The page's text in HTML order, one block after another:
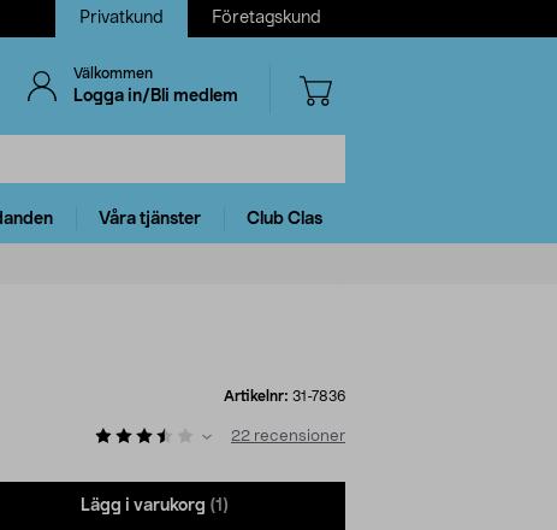
Privatkund Företagskund
Välkommen
Logga in/Bli medlem
Våra tjänster Club Clas
Artikelnr: 31-7836
22 recensioner
Lägg i varukorg (1)